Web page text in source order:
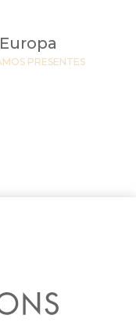
PRESENTES